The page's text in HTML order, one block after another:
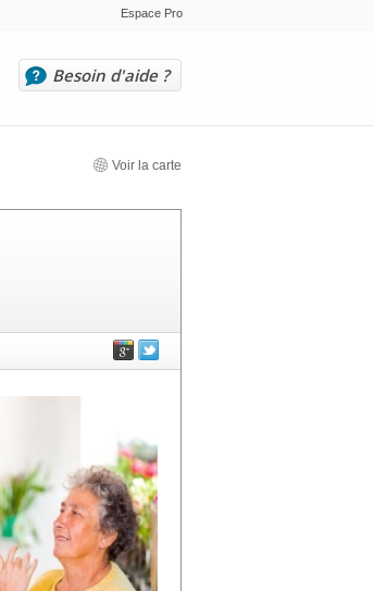
Espace Pro
Besoin d'aide ?
Voir la carte